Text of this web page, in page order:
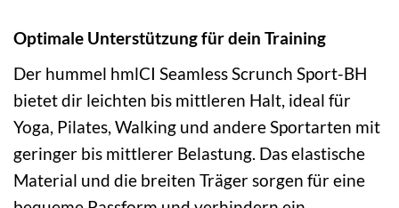
Optimale Unterstützung für dein Training
Der hummel hmlCI Seamless Scrunch Sport-BH
bietet dir leichten bis mittleren Halt, ideal für
Yoga, Pilates, Walking und andere Sportarten mit
geringer bis mittlerer Belastung. Das elastische
Material und die breiten Träger sorgen für eine